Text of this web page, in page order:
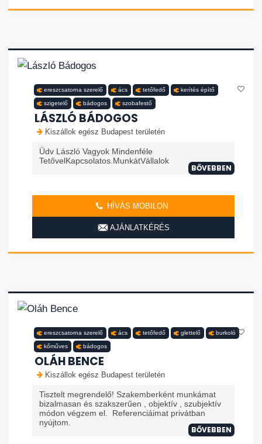
ereszcsatorna szerelő ács tetőfedő kerítés építő
szigetelő bádogos szobafestő
LÁSZLÓ BÁDOGOS
Kiszállok egész Budapest területén
Üdv László Vagyok Mindenféle
TetővelKapcsolatos.MunkátVállalok
BŐVEBBEN
HÍVÁS MOBILON
AJÁNLATKÉRÉS
ereszcsatorna szerelő ács tetőfedő glettelő burkoló
kőműves bádogos
OLÁH BENCE
Kiszállok egész Budapest területén
Tisztelt megrendelő! Szakemberként munkámat
bizalmasan és szakszerűen , objektív , szubjektív
módon végzem el. Referenciáimat privátban
nyújtom.
BŐVEBBEN